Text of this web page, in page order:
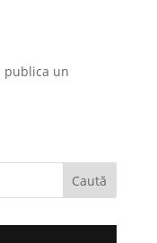
un